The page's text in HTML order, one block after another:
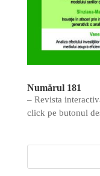
Numărul 181
– Revista
click pe butonul